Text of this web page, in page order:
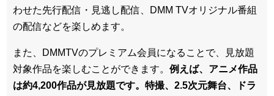
わせた先行配信・見逃し配信、DMM TVオリジナル番組
の配信などを楽しめます。
また、DMMTVのプレミアム会員になることで、見放題
対象作品を楽しむことができます。 例えば、アニメ作品
は約4,200作品が見放題です。特撮、2.5次元舞台、ドラ